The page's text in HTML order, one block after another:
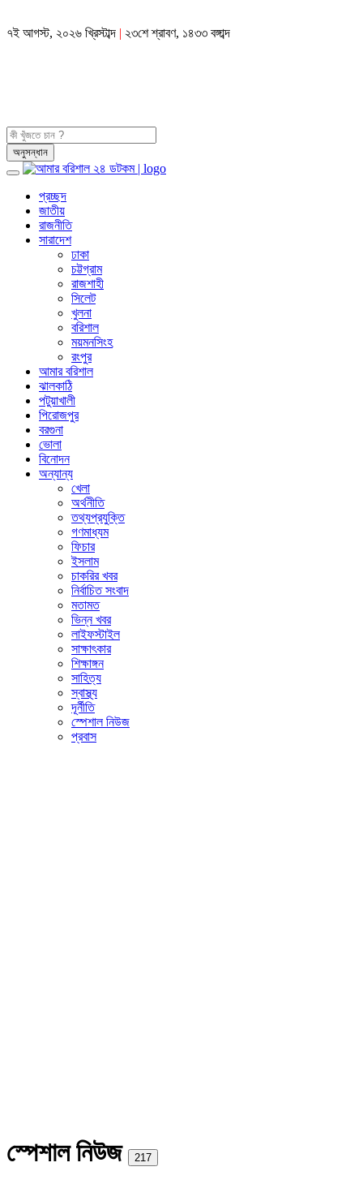
৭ই আগস্ট, ২০২৬ খ্রিস্টাব্দ | ২৩শে শ্রাবণ, ১৪৩৩ বঙ্গাব্দ
প্রচ্ছদ
জাতীয়
রাজনীতি
সারাদেশ
ঢাকা
চট্টগ্রাম
রাজশাহী
সিলেট
খুলনা
বরিশাল
ময়মনসিংহ
রংপুর
আমার বরিশাল
ঝালকাঠি
পটুয়াখালী
পিরোজপুর
বরগুনা
ভোলা
বিনোদন
অন্যান্য
খেলা
অর্থনীতি
তথ্যপ্রযুক্তি
গণমাধ্যম
ফিচার
ইসলাম
চাকরির খবর
নির্বাচিত সংবাদ
মতামত
ভিন্ন খবর
লাইফস্টাইল
সাক্ষাৎকার
শিক্ষাঙ্গন
সাহিত্য
স্বাস্থ্য
দূর্নীতি
স্পেশাল নিউজ
প্রবাস
স্পেশাল নিউজ 217